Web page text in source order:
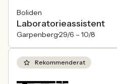
Boliden
Laboratorieassistent
Garpenberg29/6 – 10/8
Rekommenderat